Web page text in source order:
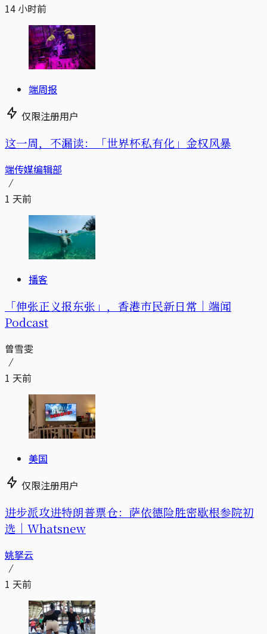
14 小时前
端周报
仅限注册用户
这一周，不漏读：「世界杯私有化」金权风暴
端传媒编辑部
1 天前
播客
「伸张正义报东张」，香港市民新日常｜端闻
Podcast
曾雪雯
1 天前
美国
仅限注册用户
进步派攻进特朗普票仓：萨依德险胜密歇根参院初
选｜Whatsnew
姚拏云
1 天前